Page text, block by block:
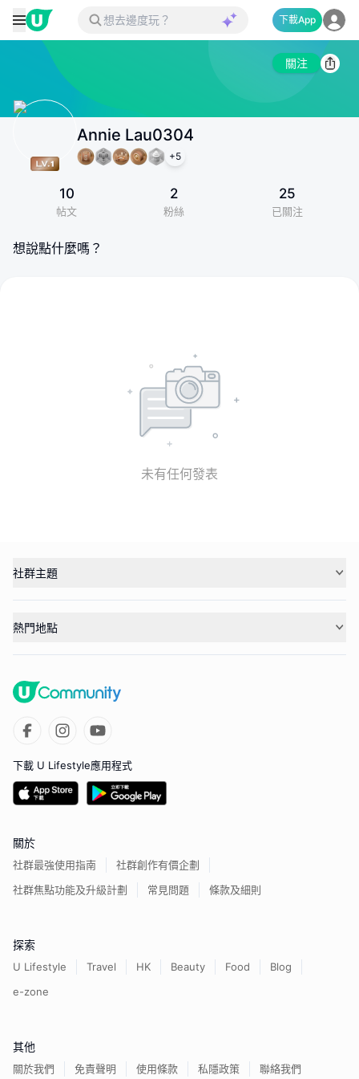
下載App
關注
Annie Lau0304
+5
10
帖文
2
粉絲
25
已關注
想說點什麼嗎？
未有任何發表
社群主題
熱門地點
下載 U Lifestyle應用程式
關於
社群最強使用指南
社群創作有價企劃
社群焦點功能及升級計劃
常見問題 條款及細則
探索
U Lifestyle Travel HK Beauty Food
Blog
e-zone
其他
關於我們 免責聲明 使用條款 私隱政策 聯絡我們